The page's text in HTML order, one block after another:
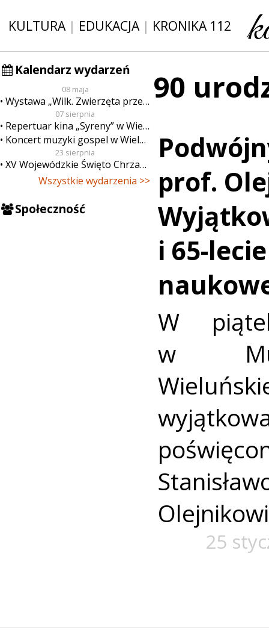
KULTURA| EDUKACJA| KRONIKA 112
Kalendarz wydarzeń
08 maja
Wystawa „Wilk. Zwierzęta przeklęte”
07 sierpnia
Repertuar kina „Syreny” w Wieluniu w dn. od 7 do 13 sierpnia
Koncert muzyki gospel w Wieluniu
23 sierpnia
XV Wojewódzkie Święto Chrzanu
Wszystkie wydarzenia >>
Społeczność
90
prof.
i 65-
W
w
25